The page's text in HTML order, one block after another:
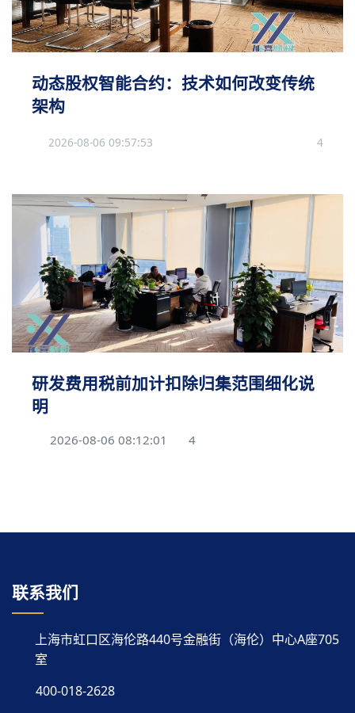
动态股权智能合约：技术如何改变传统
架构
2026-08-06 09:57:53 4
研发费用税前加计扣除归集范围细化说
明
2026-08-06 08:12:01 4
联系我们
上海市虹口区海伦路440号金融街（海伦）中心A座705
室
400-018-2628